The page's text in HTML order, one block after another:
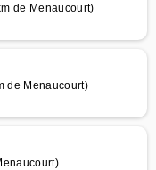
de Menaucourt)
de Menaucourt)